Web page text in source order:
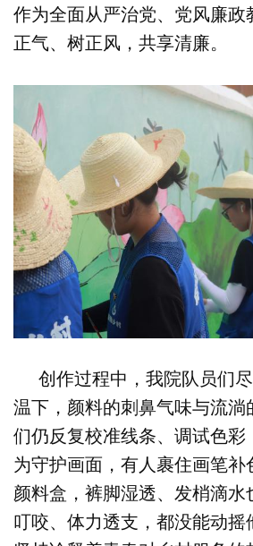
作为全面从严治党、党风廉政
正气、树正风，共享清廉。
创作过程中，我院队员们
温下，颜料的刺鼻气味与流淌
们仍反复校准线条、调试色彩
为守护画面，有人裹住画笔补
颜料盒，裤脚湿透、发梢滴水
叮咬、体力透支，都没能动摇